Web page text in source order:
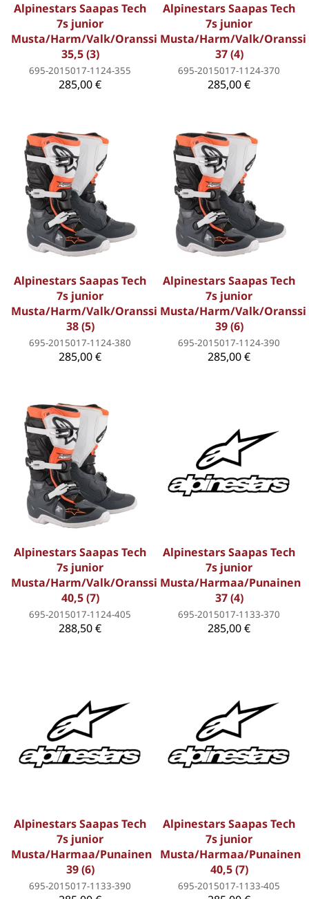
Alpinestars Saapas Tech
7s junior
Musta/Harm/Valk/Oranssi
35,5 (3)
695-2015017-1124-355
285,00 €
Alpinestars Saapas Tech
7s junior
Musta/Harm/Valk/Oranssi
37 (4)
695-2015017-1124-370
285,00 €
Alpinestars Saapas Tech
7s junior
Musta/Harm/Valk/Oranssi
38 (5)
695-2015017-1124-380
285,00 €
Alpinestars Saapas Tech
7s junior
Musta/Harm/Valk/Oranssi
39 (6)
695-2015017-1124-390
285,00 €
Alpinestars Saapas Tech
7s junior
Musta/Harm/Valk/Oranssi
40,5 (7)
695-2015017-1124-405
288,50 €
Alpinestars Saapas Tech
7s junior
Musta/Harmaa/Punainen
37 (4)
695-2015017-1133-370
285,00 €
Alpinestars Saapas Tech
7s junior
Musta/Harmaa/Punainen
39 (6)
695-2015017-1133-390
Alpinestars Saapas Tech
7s junior
Musta/Harmaa/Punainen
40,5 (7)
695-2015017-1133-405